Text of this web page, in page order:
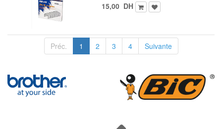
15,00 DH
Préc. 1 2 3 4 Suivante